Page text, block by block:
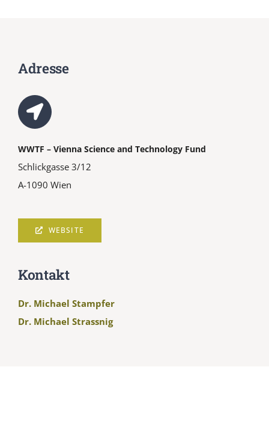
Adresse
WWTF – Vienna Science and Technology Fund
Schlickgasse 3/12
A-1090 Wien
WEBSITE
Kontakt
Dr. Michael Stampfer
Dr. Michael Strassnig